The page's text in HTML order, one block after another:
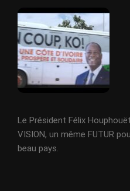
Le Président Félix
VISION, un même FUTUR
beau pays.